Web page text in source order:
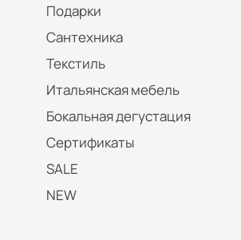
Подарки
Сантехника
Текстиль
Итальянская мебель
Бокальная дегустация
Сертификаты
SALE
NEW